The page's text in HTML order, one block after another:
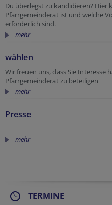
Du überlegst zu kandidieren? Hier
Pfarrgemeinderat ist und welche
erforderlich sind.
mehr
wählen
Wir freuen uns, dass Sie Interesse
Pfarrgemeinderat zu beteiligen
mehr
Presse
mehr
TERMINE